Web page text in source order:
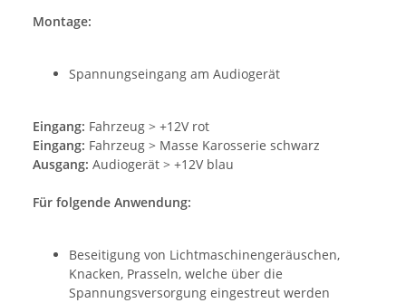
Montage:
Spannungseingang am Audiogerät
Eingang: Fahrzeug > +12V rot
Eingang: Fahrzeug > Masse Karosserie schwarz
Ausgang: Audiogerät > +12V blau
Für folgende Anwendung:
Beseitigung von Lichtmaschinengeräuschen,
Knacken, Prasseln, welche über die
Spannungsversorgung eingestreut werden